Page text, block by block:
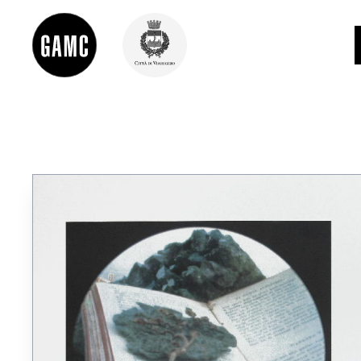
LE COLLEZIONI
GLI AUTORI
LORENZO VIANI
MOSTRE
EVENTI
PALAZZO DELLE MUSE